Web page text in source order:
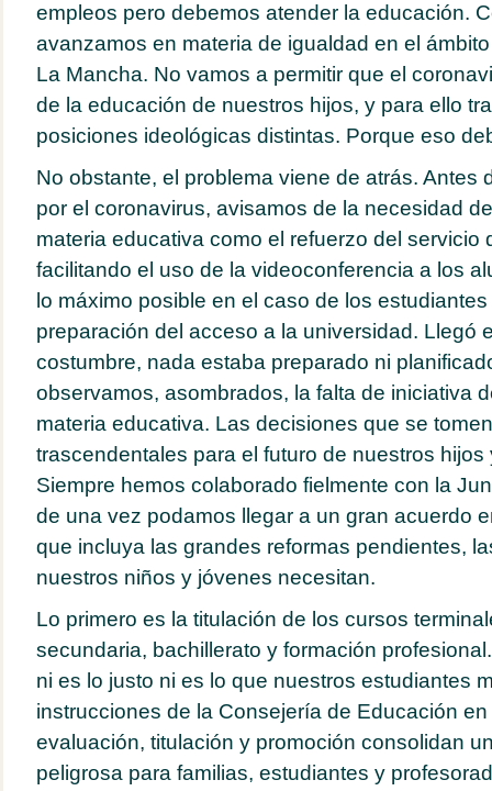
empleos pero debemos atender la educación.
avanzamos en materia de igualdad en el
La Mancha. No vamos a permitir que el
de la educación de nuestros hijos, y para ello
posiciones ideológicas distintas. Porque eso
No obstante, el problema viene de atrás. Antes
por el coronavirus, avisamos de la necesidad
materia educativa como el refuerzo del servicio
facilitando el uso de la videoconferencia a los
lo máximo posible en el caso de los
preparación del acceso a la universidad. Llegó
costumbre, nada estaba preparado ni
observamos, asombrados, la falta de iniciativa
materia educativa. Las decisiones que se
trascendentales para el futuro de nuestros hijos
Siempre hemos colaborado fielmente con la
de una vez podamos llegar a un gran acuerdo
que incluya las grandes reformas pendientes,
nuestros niños y jóvenes necesitan.
Lo primero es la titulación de los cursos
secundaria, bachillerato y formación
ni es lo justo ni es lo que nuestros estudiantes
instrucciones de la Consejería de Educación
evaluación, titulación y promoción consolidan
peligrosa para familias, estudiantes y